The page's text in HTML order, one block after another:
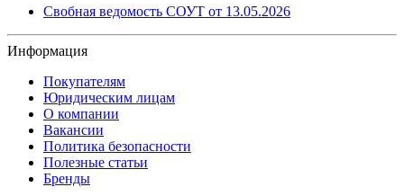
Свобная ведомость СОУТ от 13.05.2026
Информация
Покупателям
Юридическим лицам
О компании
Вакансии
Политика безопасности
Полезные статьи
Бренды